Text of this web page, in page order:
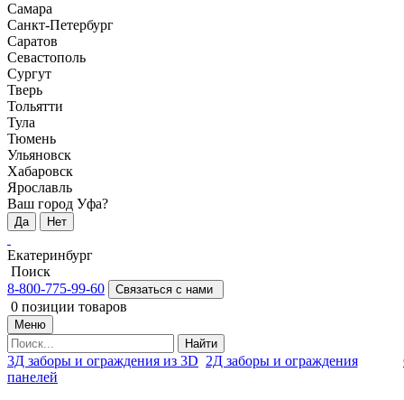
Самара
Санкт-Петербург
Саратов
Севастополь
Сургут
Тверь
Тольятти
Тула
Тюмень
Ульяновск
Хабаровск
Ярославль
Ваш город Уфа?
Да Нет
Екатеринбург
Поиск
8-800-775-99-60
Связаться с нами
0 позиции товаров
Меню
Найти
3Д заборы и ограждения из 3D
панелей
2Д заборы и ограждения